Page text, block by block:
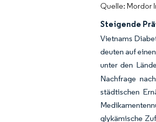
Quelle: Mordor
Steigende
Vietnams
deuten auf
unter den
Nachfrage
städtischen
glykämische